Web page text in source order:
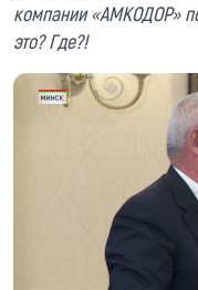
компании «АМКОДОР»
это? Где?!